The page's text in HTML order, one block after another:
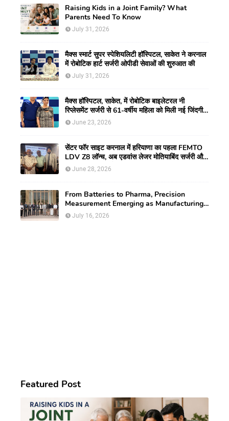
Raising Kids in a Joint Family? What
Parents Need To Know
July 31, 2026
मैक्स स्मार्ट सुपर स्पेशियलिटी हॉस्पिटल, साकेत ने करनाल
में रोबोटिक हार्ट सर्जरी ओपीडी सेवाओं की शुरुआत की
July 31, 2026
मैक्स हॉस्पिटल, साकेत, में रोबोटिक बाइलेटरल नी
रिप्लेसमेंट सर्जरी से 61-वर्षीय महिला को मिली नई जिंदगी,
हुआ सेम-डे डिस्चार्ज
June 23, 2026
सेंटर फॉर साइट करनाल में हरियाणा का पहला FEMTO
LDV Z8 लॉन्च, अब एडवांस लेजर मोतियाबिंद सर्जरी और
CLEAR विजन करेक्शन की सुविधा
June 28, 2026
From Batteries to Pharma, Precision
Measurement Emerging as Manufacturing's
New Competitive Edge
July 16, 2026
Featured Post